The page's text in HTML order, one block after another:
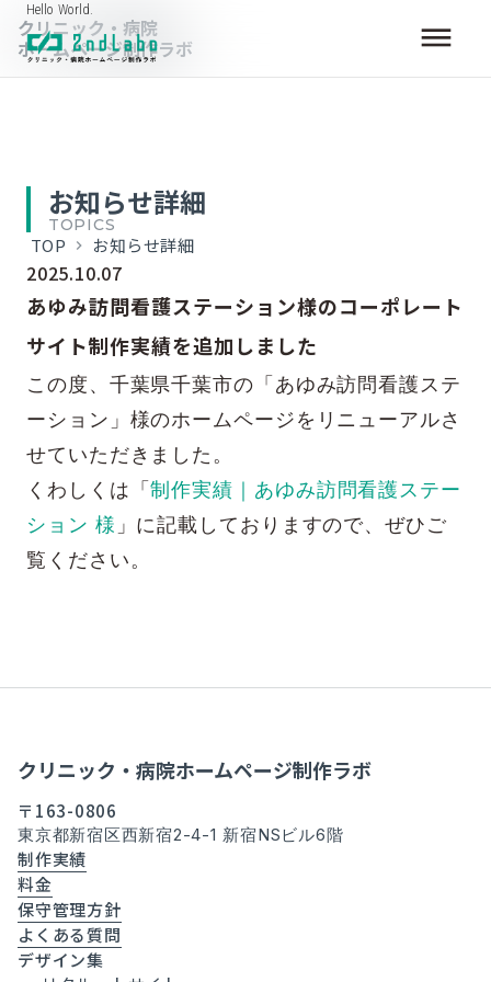
クリニック・病院
ホームページ制作ラボ
Hello World.
dehaze
お知らせ詳細
TOPICS
TOP keyboard_arrow_right お知らせ詳細
2025.10.07
あゆみ訪問看護ステーション様のコーポレート
サイト制作実績を追加しました
この度、千葉県千葉市の「あゆみ訪問看護ステ
ーション」様のホームページをリニューアルさ
せていただきました。
くわしくは「制作実績｜あゆみ訪問看護ステー
ション 様 」に記載しておりますので、ぜひご
覧ください。
クリニック・病院ホームページ制作ラボ
〒163-0806
東京都新宿区西新宿2-4-1 新宿NSビル6階
制作実績
料金
保守管理方針
よくある質問
デザイン集